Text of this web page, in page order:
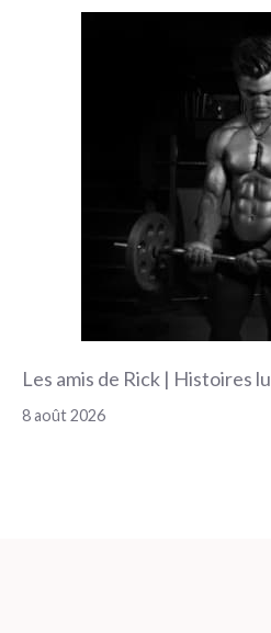
Les amis de Rick | Histoires
8 août 2026